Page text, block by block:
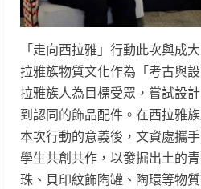
「走向西拉雅」行動此次與成
拉雅族物質文化作為「考古與
拉雅族人為目標受眾，嘗試設
到認同的飾品配件。在西拉雅
本次行動的意義後，文資處攜
學生共創共作，以發掘出土的
珠、貝印紋飾陶罐、陶環等物